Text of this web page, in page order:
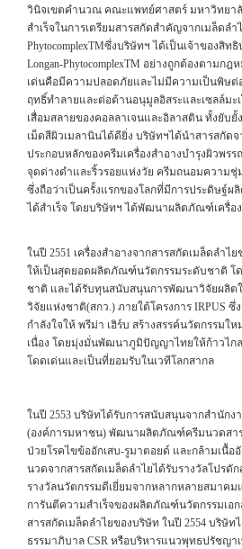
วินิจเขตคำนวณ คณะแพทย์ศาสตร์ มหาวิทยาลั
สำเร็จในการเตรียมสารสกัดสำคัญจากเมล็ดลำ
PhytocomplexTMซึ่งบริษัทฯ ได้เป็นเจ้าของสิท
Longan-PhytocomplexTM อย่างถูกต้องตาม
เด่นคือมีความปลอดภัยและไม่มีความเป็นพิษต่อ
ฤทธิ์ทำลายและต่อต้านอนุมูลอิสระและเซลล์มะ
เสื่อมสลายของคอลลาเจนและอิลาสติน ทั้งยับยั้
เม็ดสีผิวเมลานินได้ดียิ่ง บริษัทฯได้นำสารสกัด
ประกอบหลักของครีมเครื่องสำอางบำรุงผิวพร
จุดด่างดำและริ้วรอยแห่งวัย ครีมถนอมความ
ซึ่งถือว่าเป็นครั้งแรกของโลกที่มีการประดิษฐ์ผ
ได้สำเร็จ โดยบริษัทฯ ได้พัฒนาผลิตภัณฑ์เครื่อง
ในปี 2551 เครื่องสำอางจากสารสกัดเมล็ดลำไ
ให้เป็นสุดยอดผลิตภัณฑ์นวัตกรรมระดับชาติ โ
ชาติ และได้รับทุนสนับสนุนการพัฒนาวิจัยผลิต
วิจัยแห่งชาติ(สกว.) ภายใต้โครงการ IRPUS ซึ่
กำลังใจให้ พรีม่า เฮิร์บ สร้างสรรค์นวัตกรรมใ
เนื่อง โดยมุ่งมั่นพัฒนาภูมิปัญญาไทยให้ก้าวไก
โดดเด่นและเป็นที่ยอมรับในเวทีโลกสากล
ในปี 2553 บริษัทได้รับการสนับสนุนจากสำนักง
(องค์การมหาชน) พัฒนาผลิตภัณฑ์ครีมนวดสาร
ป่วยโรคไขข้ออักเสบ-รูมาตอยด์ และกล้ามเนื้อ
นวดจากสารสกัดเมล็ดลำไยได้รับรางวัลโปรดั
รางวัลนวัตกรรมดีเยี่ยมจากหลากหลายสมาคม
การันตีความสำเร็จของผลิตภัณฑ์นวัตกรรมเอ
สารสกัดเมล็ดลำไยของบริษัท ในปี 2554 บริษัท
ธรรมาภิบาล CSR หรือบริหารแนวพุทธปรัชญา